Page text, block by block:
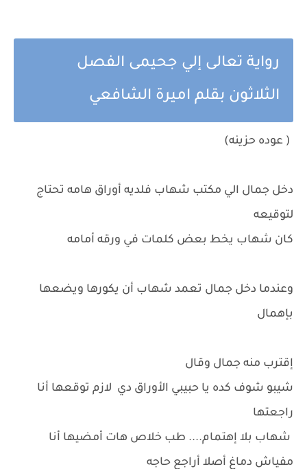
رواية تعالى إلي جحيمى الفصل
الثلاثون بقلم اميرة الشافعي
( عوده حزينه)
دخل جمال الي مكتب شهاب فلديه أوراق هامه تحتاج
لتوقيعه
كان شهاب يخط بعض كلمات في ورقه أمامه
وعندما دخل جمال تعمد شهاب أن يكورها ويضعها
بإهمال
إقترب منه جمال وقال
شيبو شوف كده يا حبيبي الأوراق دي لازم توقعها أنا
راجعتها
شهاب بلا إهتمام.... طب خلاص هات أمضيها أنا
مفياش دماغ أصلا أراجع حاجه